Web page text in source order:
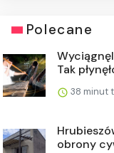
Polecane
Tak
38 minut
obrony